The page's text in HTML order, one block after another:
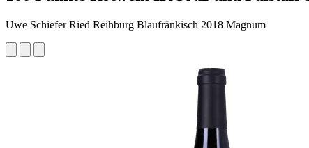
Uwe Schiefer Ried Reihburg Blaufränkisch 2018 Magnum